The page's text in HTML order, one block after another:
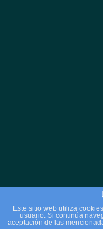
2025 © Copyright - Clínicas
Este sitio web utiliza
usuario. Si continúa
aceptación de las